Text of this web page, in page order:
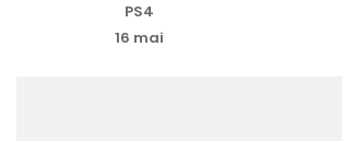
PS4
16 mai